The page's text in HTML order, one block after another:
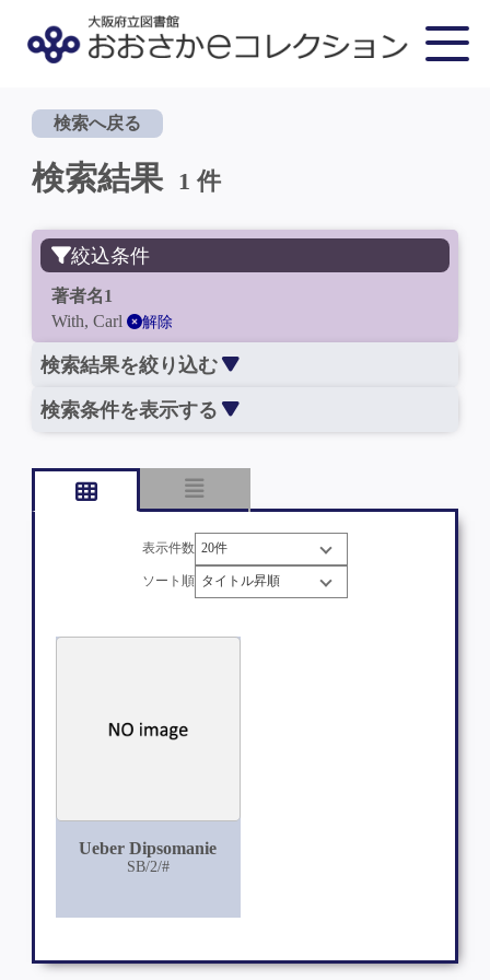
検索へ戻る
検索結果 1 件
絞込条件
著者名1
With, Carl
解除
検索結果を絞り込む
検索条件を表示する
表示件数
ソート順
Ueber Dipsomanie
SB/2/#